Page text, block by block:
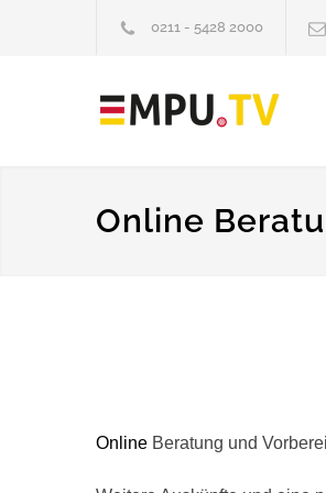
0211 - 5428 2000
Online
Online Beratung und